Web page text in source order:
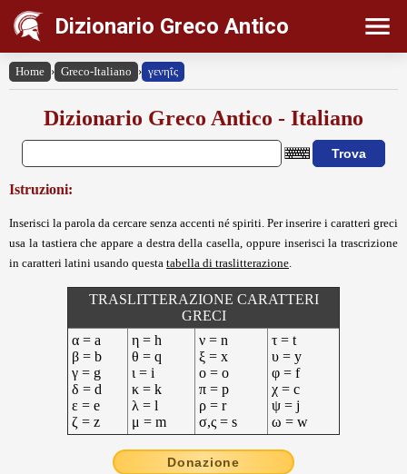
Dizionario Greco Antico
Home › Greco-Italiano › γενηΐς
Dizionario Greco Antico - Italiano
Istruzioni:
Inserisci la parola da cercare senza accenti né spiriti. Per inserire i caratteri greci
usa la tastiera che appare a destra della casella, oppure inserisci la trascrizione
in caratteri latini usando questa tabella di traslitterazione
TRASLITTERAZIONE CARATTERI
GRECI
α = a
β = b
γ = g
δ = d
ε = e
ζ = z
η = h
θ = q
ι = i
κ = k
λ = l
μ = m
ν = n
ξ = x
ο = o
π = p
ρ = r
σ,ς = s
τ = t
υ = y
φ = f
χ = c
ψ = j
ω = w
Donazione